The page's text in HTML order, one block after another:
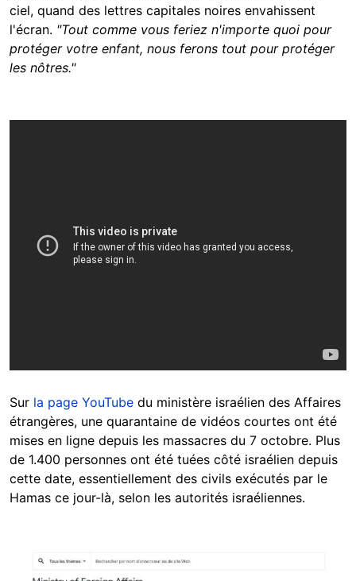
ciel, quand des lettres capitales noires envahissent
l'écran. "Tout comme vous feriez n'importe quoi pour
protéger votre enfant, nous ferons tout pour protéger
les nôtres."
Sur la page YouTube du ministère israélien des Affaires
étrangères, une quarantaine de vidéos courtes ont été
mises en ligne depuis les massacres du 7 octobre. Plus
de 1.400 personnes ont été tuées côté israélien depuis
cette date, essentiellement des civils exécutés par le
Hamas ce jour-là, selon les autorités israéliennes.
Image